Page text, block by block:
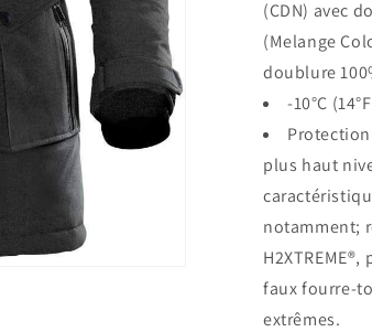
(CDN) avec
(Melange
doublure
-10°C
plus haut
notamment;
faux fourre-
extrêmes.